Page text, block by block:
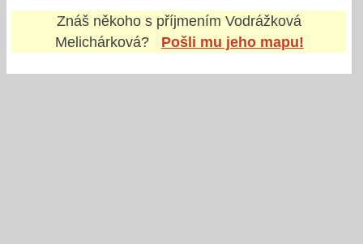
Znáš někoho s příjmenímVodrážková
Melichárková? Pošli mu jeho mapu!